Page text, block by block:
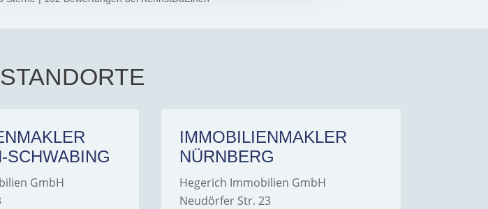
SCHWABING
GmbH
IMMOBILIENMAKLER
NÜRNBERG
Hegerich Immobilien GmbH
Neudörfer Str. 23